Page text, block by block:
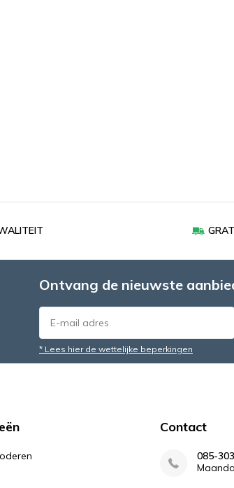
Ontvang de nieuwste
* Lees hier de wettelijke beperkingen
Contact
085-